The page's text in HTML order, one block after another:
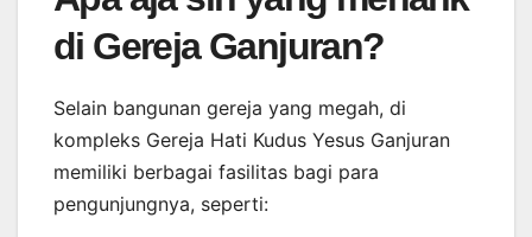
di Gereja Ganjuran?
Selain bangunan gereja yang megah, di
kompleks Gereja Hati Kudus Yesus Ganjuran
memiliki berbagai fasilitas bagi para
pengunjungnya, seperti: